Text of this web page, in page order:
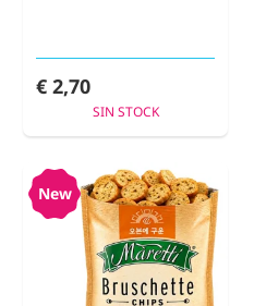
€ 2,70
SIN STOCK
New